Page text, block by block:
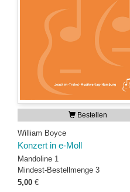
Bestellen
William Boyce
Konzert in e-Moll
Mandoline 1
Mindest-Bestellmenge 3
5,00 €